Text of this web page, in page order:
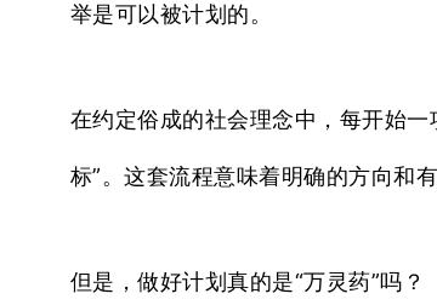
举是可以被计划的。
在约定俗成的社会理念中，每开始
标”。这套流程意味着明确的方向和有
但是，做好计划真的是“万灵药”吗？